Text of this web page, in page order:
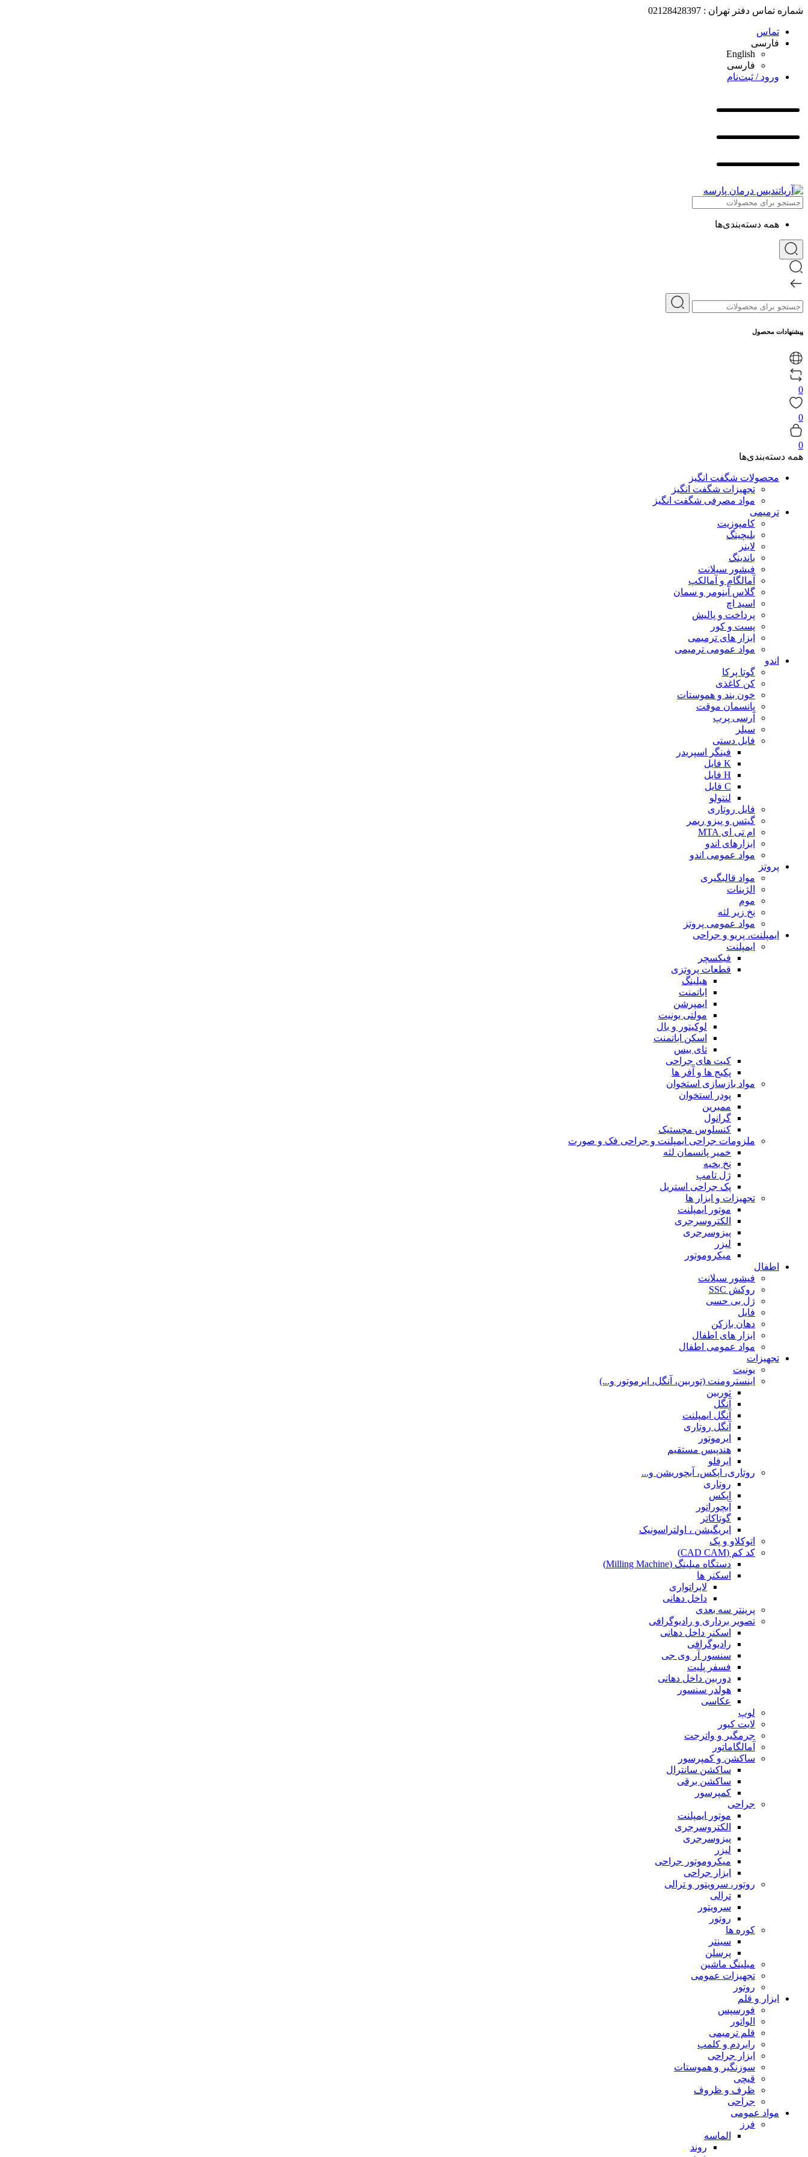
شماره تماس دفتر تهران : 02128428397
تماس
فارسی
English
فارسی
ورود / ثبت‌نام
همه دسته‌بندی‌ها
پیشنهادات محصول
0
0
0
همه دسته‌بندی‌ها
محصولات شگفت انگیز
تجهیزات شگفت انگیز
مواد مصرفی شگفت انگیز
ترمیمی
کامپوزیت
بلیچینگ
لاینر
باندینگ
فیشور سیلانت
آمالگام و آمالکپ
گلاس آینومر و سمان
اسید اچ
پرداخت و پالیش
پست و کور
ابزار های ترمیمی
مواد عمومی ترمیمی
اندو
گوتا پرکا
کن کاغذی
خون بند و هموستات
پانسمان موقت
آرسی پرپ
سیلر
فایل دستی
فینگر اسپریدر
K فایل
H فایل
C فایل
لنتولو
فایل روتاری
گیتس و پیزو ریمر
ام تی ای MTA
ابزارهای اندو
مواد عمومی اندو
پروتز
مواد قالبگیری
الژینات
موم
نخ زیر لثه
مواد عمومی پروتز
ایمپلنت، پریو و جراحی
ایمپلنت
فیکسچر
قطعات پروتزی
هیلینگ
اباتمنت
ایمپرشن
مولتی یونیت
لوکیتور و بال
اسکن اباتمنت
تای بیس
کیت های جراحی
پکیج ها و آفر ها
مواد بازسازی استخوان
پودر استخوان
ممبرین
گرانول
کنسلوس مچستیک
ملزومات جراحی ایمپلنت و جراحی فک و صورت
خمیر پانسمان لثه
نخ بخیه
ژل تامپ
پک جراحی استریل
تجهیزات و ابزار ها
موتور ایمپلنت
الکتروسرجری
پیزوسرجری
لیزر
میکروموتور
اطفال
فیشور سیلانت
روکش SSC
ژل بی حسی
فایل
دهان بازکن
ابزار های اطفال
مواد عمومی اطفال
تجهیزات
یونیت
اینسترومنت (توربین، آنگل، ایرموتور و...)
توربین
آنگل
آنگل ایمپلنت
آنگل روتاری
ایرموتور
هندپیس مستقیم
ایرفلو
روتاری، اپکس، آبچوریشن و...
روتاری
اپکس
آبچوراتور
گوتاکاتر
ایریگیشن ، اولتراسونیک
اتوکلاو و پک
کد کم (CAD CAM)
دستگاه میلینگ (Milling Machine)
اسکنر ها
لابراتواری
داخل دهانی
پرینتر سه بعدی
تصویر برداری و رادیوگرافی
اسکنر داخل دهانی
رادیوگرافی
سنسور آر وی جی
فسفر پلیت
دوربین داخل دهانی
هولدر سنسور
عکاسی
لوپ
لایت کیور
جرمگیر و واترجت
آمالگاماتور
ساکشن و کمپرسور
ساکشن سانترال
ساکشن برقی
کمپرسور
جراحی
موتور ایمپلنت
الکتروسرجری
پیزوسرجری
لیزر
میکروموتور جراحی
ابزار جراحی
روتور، سرویتور و ترالی
ترالی
سرویتور
روتور
کوره ها
سینتر
پرسلن
میلینگ ماشین
تجهیزات عمومی
روتور
ابزار و قلم
فورسپس
الواتور
قلم ترمیمی
رابردم و کلمپ
ابزار جراحی
سوزنگیر و هموستات
قیچی
ظرف و ظروف
جراحی
مواد عمومی
فرز
الماسه
روند